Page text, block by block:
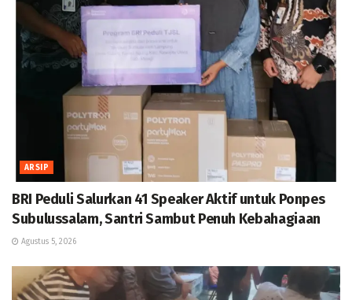
ARSIP
BRI Peduli Salurkan 41 Speaker Aktif untuk Ponpes
Subulussalam, Santri Sambut Penuh Kebahagiaan
Agustus 5, 2026